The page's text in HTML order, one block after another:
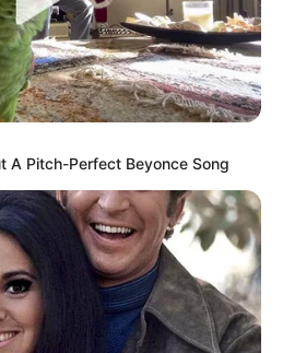
A Pitch-Perfect Beyonce Song